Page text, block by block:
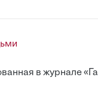
в журнале